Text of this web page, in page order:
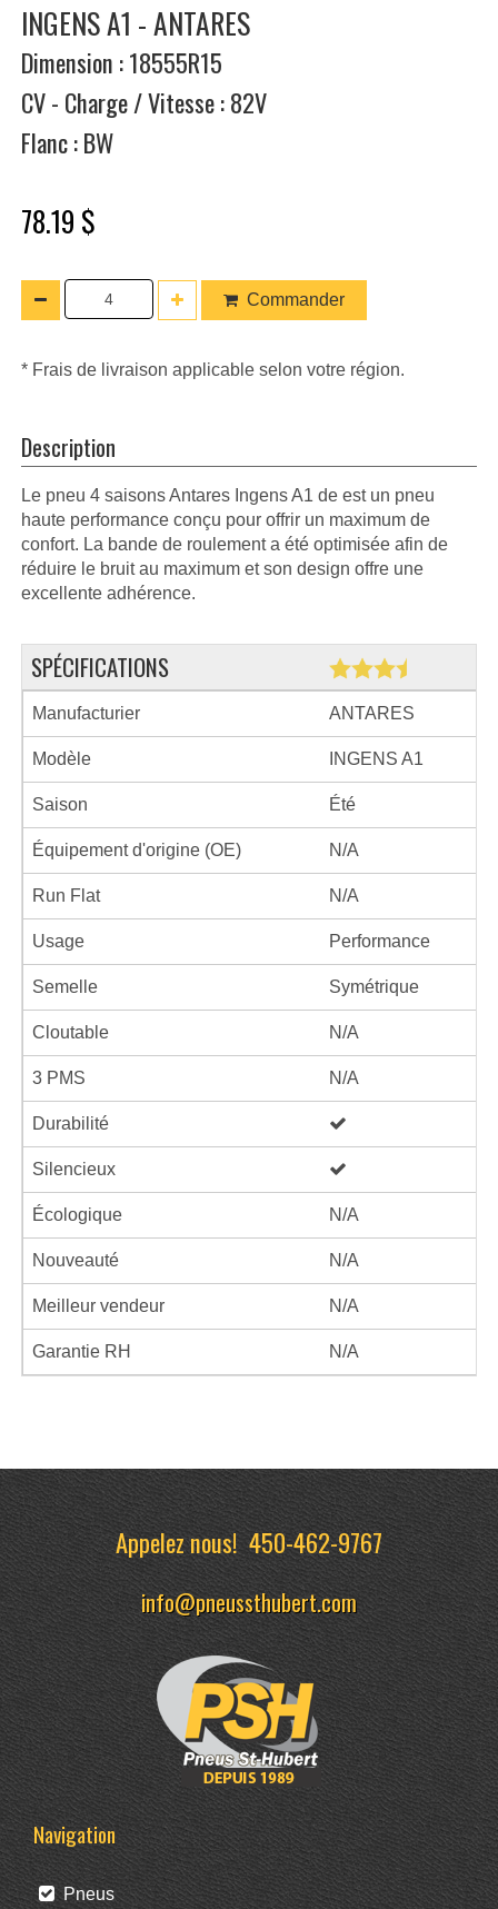
INGENS A1 - ANTARES
Dimension : 18555R15
CV - Charge / Vitesse : 82V
Flanc : BW
78.19 $
Commander
* Frais de livraison applicable selon votre région.
Description
Le pneu 4 saisons Antares Ingens A1 de est un pneu
haute performance conçu pour offrir un maximum de
confort. La bande de roulement a été optimisée afin de
réduire le bruit au maximum et son design offre une
excellente adhérence.
SPÉCIFICATIONS
Manufacturier ANTARES
Modèle INGENS A1
Saison Été
Équipement d'origine (OE) N/A
Run Flat N/A
Usage Performance
Semelle Symétrique
Cloutable N/A
3 PMS N/A
Durabilité
Silencieux
Écologique N/A
Nouveauté N/A
Meilleur vendeur N/A
Garantie RH N/A
Appelez nous!450-462-9767
info@pneussthubert.com
Navigation
Pneus